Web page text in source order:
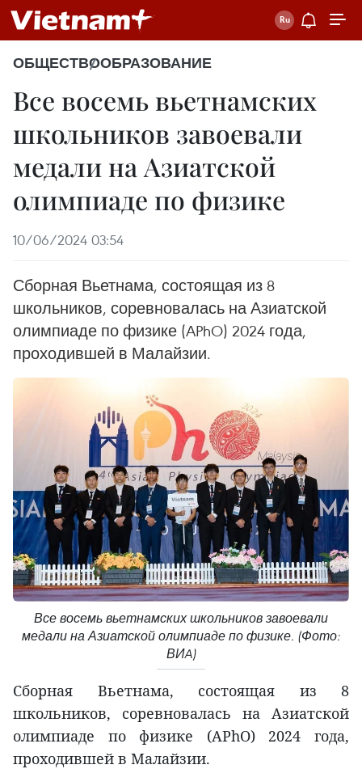
ОБЩЕСТВООБРАЗОВАНИЕ
Все восемь вьетнамских
школьников завоевали
медали на Азиатской
олимпиаде по физике
10/06/2024 03:54
Сборная Вьетнама, состоящая из 8
школьников, соревновалась на Азиатской
олимпиаде по физике (APhO) 2024 года,
проходившей в Малайзии.
Все восемь вьетнамских школьников завоевали
медали на Азиатской олимпиаде по физике. (Фото:
ВИA)
Сборная Вьетнама, состоящая из 8
школьников, соревновалась на Азиатской
олимпиаде по физике (APhO) 2024 года,
проходившей в Малайзии.